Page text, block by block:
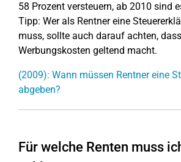
58 Prozent versteuern, ab 2010 sind
Tipp: Wer als Rentner eine
muss, sollte auch darauf achten,
Werbungskosten geltend macht.
(2009): Wann müssen Rentner eine
abgeben?
Für welche Renten muss